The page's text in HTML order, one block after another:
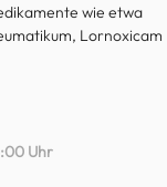
wie etwa
Lornoxicam
Uhr